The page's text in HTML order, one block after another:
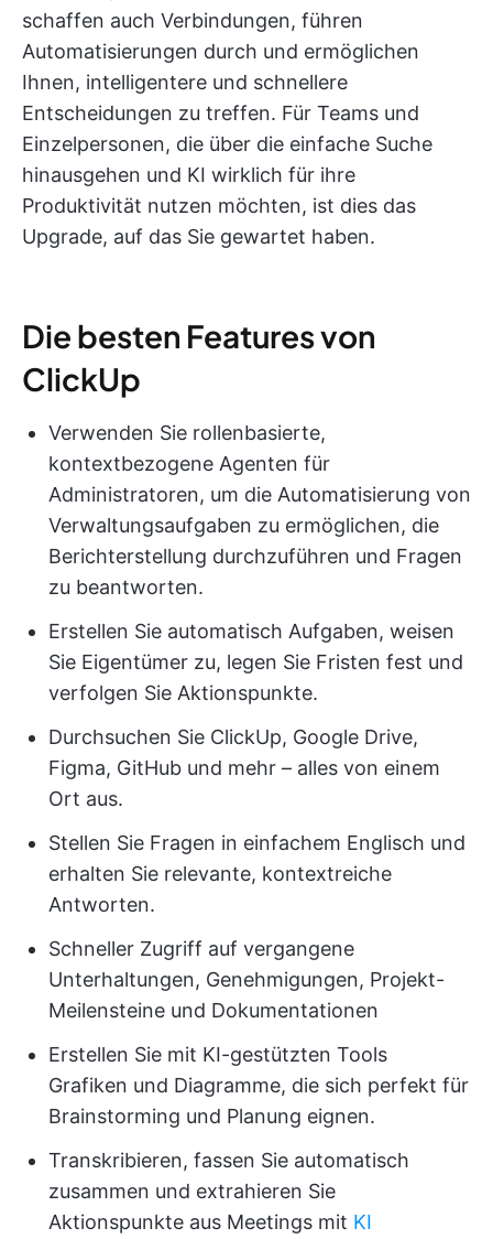
schaffen auch Verbindungen, führen
Automatisierungen durch und ermöglichen
Ihnen, intelligentere und schnellere
Entscheidungen zu treffen. Für Teams und
Einzelpersonen, die über die einfache Suche
hinausgehen und KI wirklich für ihre
Produktivität nutzen möchten, ist dies das
Upgrade, auf das Sie gewartet haben.
Die besten Features von
ClickUp
Verwenden Sie rollenbasierte,
kontextbezogene Agenten für
Administratoren, um die Automatisierung von
Verwaltungsaufgaben zu ermöglichen, die
Berichterstellung durchzuführen und Fragen
zu beantworten.
Erstellen Sie automatisch Aufgaben, weisen
Sie Eigentümer zu, legen Sie Fristen fest und
verfolgen Sie Aktionspunkte.
Durchsuchen Sie ClickUp, Google Drive,
Figma, GitHub und mehr – alles von einem
Ort aus.
Stellen Sie Fragen in einfachem Englisch und
erhalten Sie relevante, kontextreiche
Antworten.
Schneller Zugriff auf vergangene
Unterhaltungen, Genehmigungen, Projekt-
Meilensteine und Dokumentationen
Erstellen Sie mit KI-gestützten Tools
Grafiken und Diagramme, die sich perfekt für
Brainstorming und Planung eignen.
Transkribieren, fassen Sie automatisch
zusammen und extrahieren Sie
Aktionspunkte aus Meetings mit KI